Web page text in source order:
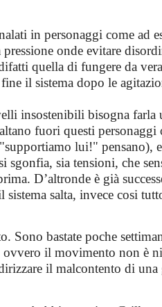
in personaggi come ad
onde evitare
quella di fungere da
il sistema dopo le
insostenibili bisogna farla
fuori questi personaggi
lui!" pensano),
sia tensioni, che
D’altronde è già
sistema salta, invece cosi
Sono bastate poche
il movimento non è
il malcontento di una